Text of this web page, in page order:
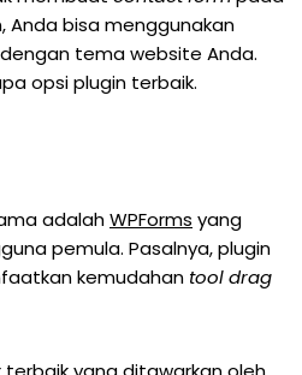
Anda bisa menggunakan
tema website Anda.
opsi plugin terbaik.
adalahWPForms yang
pemula. Pasalnya, plugin
kemudahan tool drag